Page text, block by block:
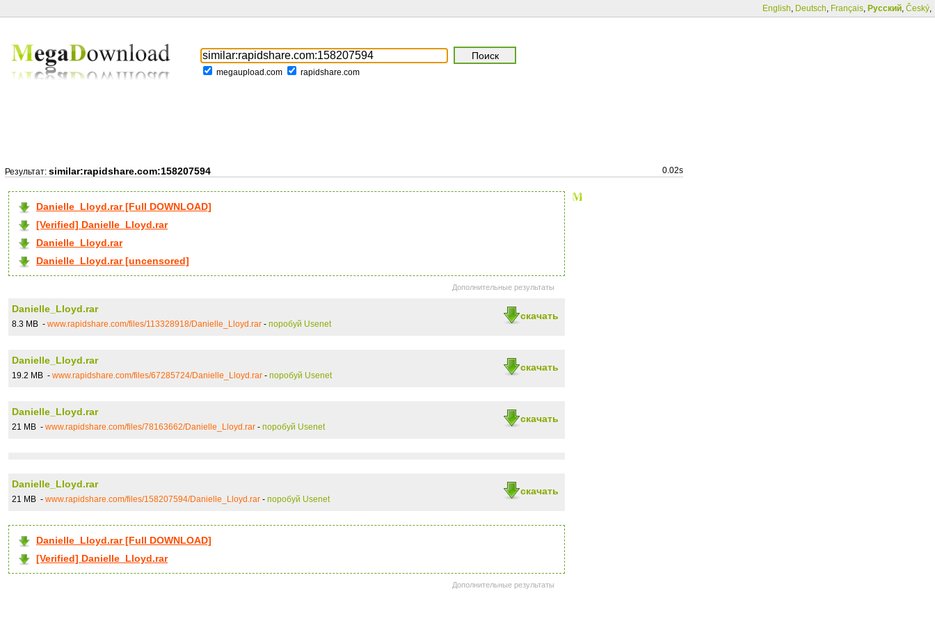
English, Deutsch, Français, Русский, Český,
megaupload.com rapidshare.com
Результат: similar:rapidshare.com:158207594 0.02s
Danielle_Lloyd.rar [Full DOWNLOAD]
[Verified] Danielle_Lloyd.rar
Danielle_Lloyd.rar
Danielle_Lloyd.rar [uncensored]
Дополнительные результаты
скачать
Danielle_Lloyd.rar
8.3 MB - www.rapidshare.com/files/113328918/Danielle_Lloyd.rar - поробуй Usenet
скачать
Danielle_Lloyd.rar
19.2 MB - www.rapidshare.com/files/67285724/Danielle_Lloyd.rar - поробуй Usenet
скачать
Danielle_Lloyd.rar
21 MB - www.rapidshare.com/files/78163662/Danielle_Lloyd.rar - поробуй Usenet
скачать
Danielle_Lloyd.rar
21 MB - www.rapidshare.com/files/158207594/Danielle_Lloyd.rar - поробуй Usenet
Danielle_Lloyd.rar [Full DOWNLOAD]
[Verified] Danielle_Lloyd.rar
Дополнительные результаты